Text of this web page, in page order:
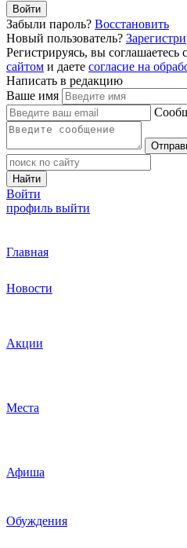
Войти
Забыли пароль? Восстановить
Новый пользователь?
Регистрируясь, вы соглашаетесь с
сайтом и даете согласие на
Написать в редакцию
Ваше имя
Найти
Войти
профиль выйти
Главная
Новости
Акции
Места
Афиша
Обуждения